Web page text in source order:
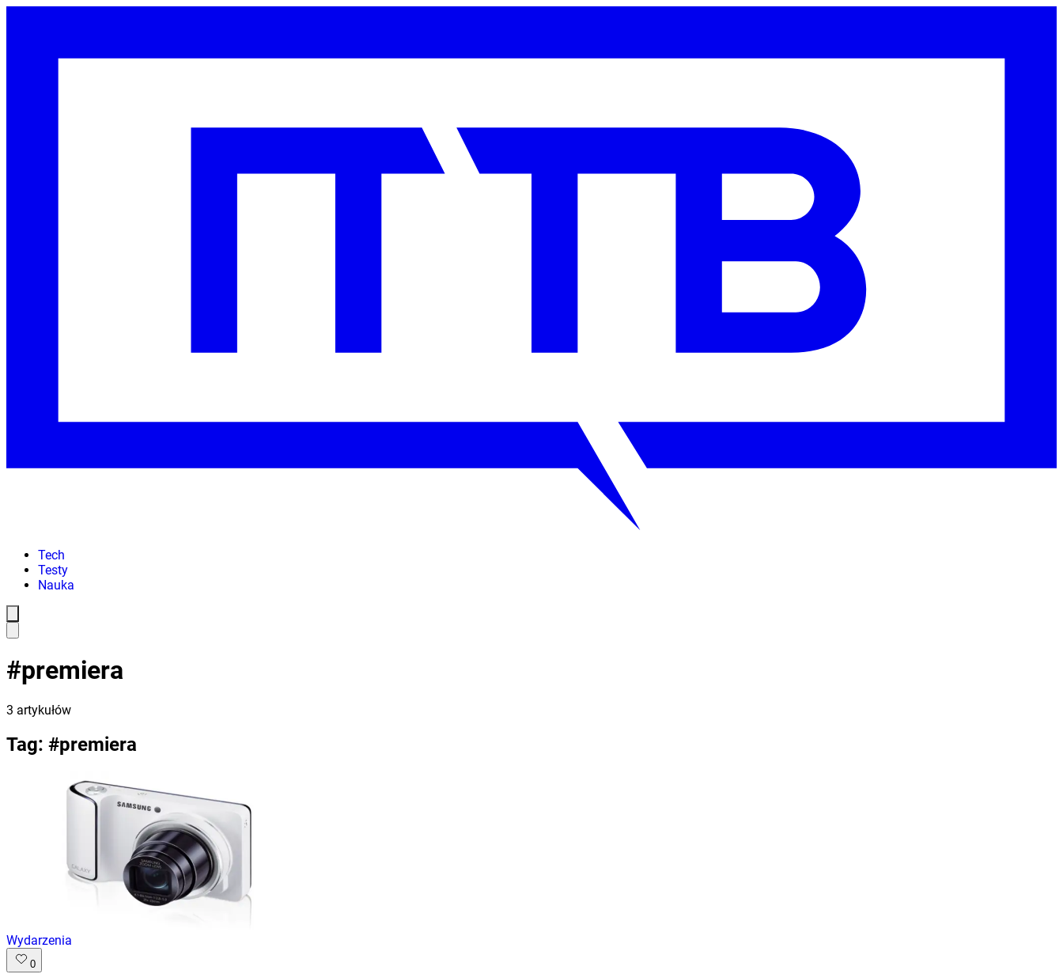
Tech
Testy
Nauka
#premiera
3 artykułów
Tag: #premiera
Wydarzenia
0